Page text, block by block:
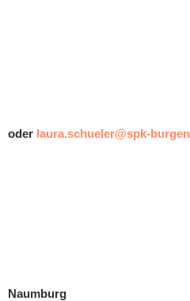
oder laura.schueler@spk-
Naumburg